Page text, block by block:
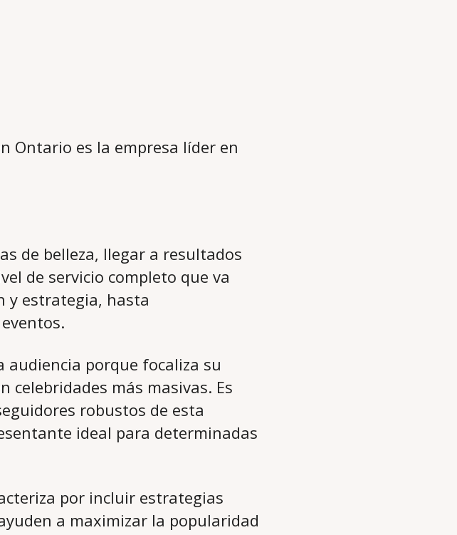
Ontario es la empresa líder en
de belleza, llegar a resultados
de servicio completo que va
y estrategia, hasta
audiencia porque focaliza su
más masivas. Es
robustos de esta
ideal para determinadas
por incluir estrategias
a maximizar la popularidad